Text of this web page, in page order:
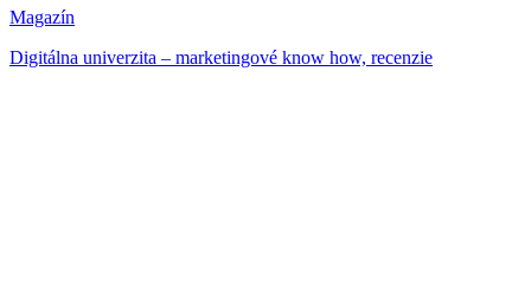
Magazín
Digitálna univerzita – marketingové know how, recenzie